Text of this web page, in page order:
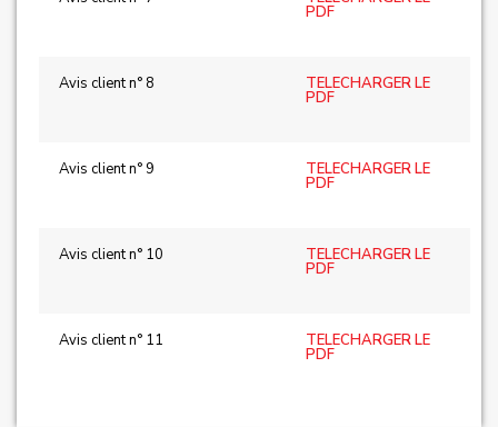
PDF
Avis client n° 8 TELECHARGER LE
PDF
Avis client n° 9 TELECHARGER LE
PDF
Avis client n° 10 TELECHARGER LE
PDF
Avis client n° 11 TELECHARGER LE
PDF